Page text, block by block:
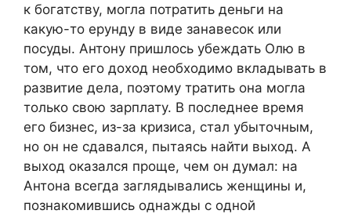
к богатству, могла потратить деньги на
какую-то ерунду в виде занавесок или
посуды. Антону пришлось убеждать Олю в
том, что его доход необходимо вкладывать в
развитие дела, поэтому тратить она могла
только свою зарплату. В последнее время
его бизнес, из-за кризиса, стал убыточным,
но он не сдавался, пытаясь найти выход. А
выход оказался проще, чем он думал: на
Антона всегда заглядывались женщины и,
познакомившись однажды с одной